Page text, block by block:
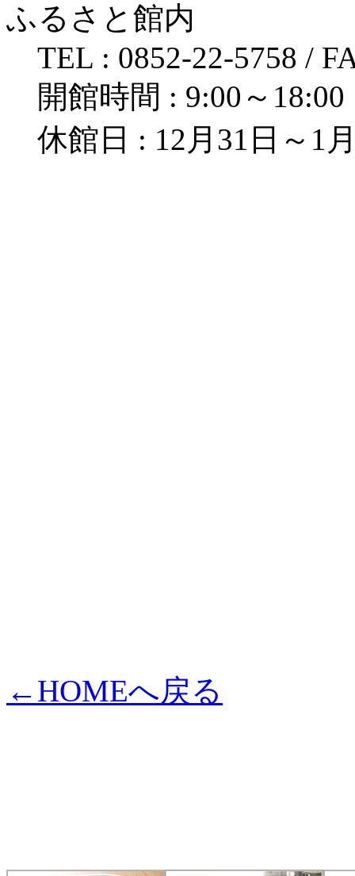
ふるさと館内
TEL : 0852-22-5758 /
開館時間 : 9:00～18:00
休館日 : 12月31日～1
←HOMEへ戻る